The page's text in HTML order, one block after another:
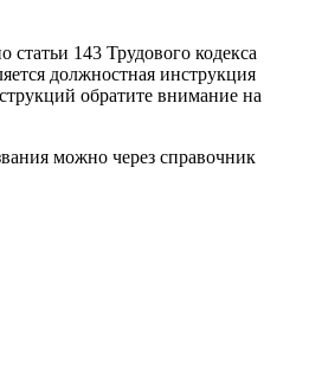
143 Трудового кодекса
должностная инструкция
обратите внимание на
можно через справочник